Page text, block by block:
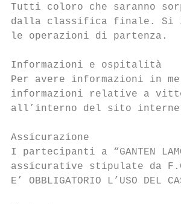
Tutti coloro che saranno
dalla classifica finale. Si
le operazioni di partenza.
Informazioni e ospitalità
Per avere informazioni in
informazioni relative a
all’interno del sito
Assicurazione
I partecipanti a “GANTEN
assicurative stipulate da
E’ OBBLIGATORIO L’USO DEL